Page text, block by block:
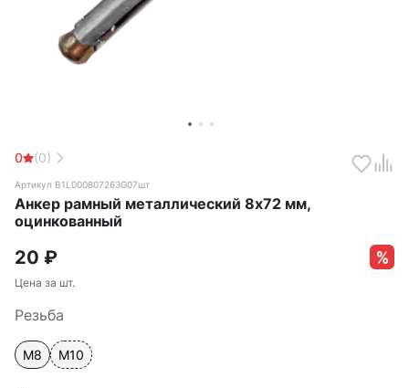
0 (0)
Артикул B1L000807263G07шт
Анкер рамный металлический 8х72 мм,
оцинкованный
20 ₽
Цена за шт.
Резьба
М8 М10